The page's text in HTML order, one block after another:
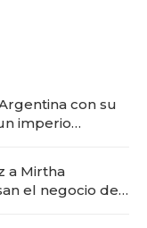
con su
imperio
a Mirtha
el negocio del